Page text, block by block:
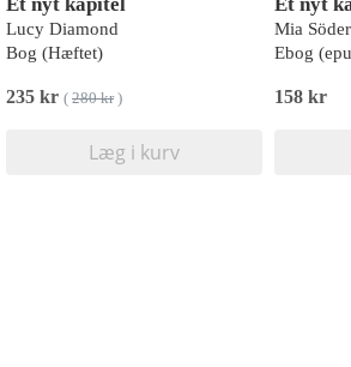
Lucy Diamond
Bog (Hæftet)
235 kr ( 280 kr)
Læg i kurv
Mia
Ebog
158 kr